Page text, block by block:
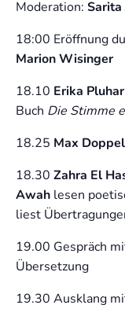
Moderation: Sarita
18:00 Eröffnung
Marion Wisinger
18.10 Erika Pluhar
Buch Die Stimme
18.25 Max
18.30 Zahra El
Awah lesen
liest
19.00 Gespräch
Übersetzung
19.30 Ausklang